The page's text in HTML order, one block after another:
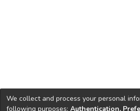
We collect and process your personal
following purposes: Authentication,